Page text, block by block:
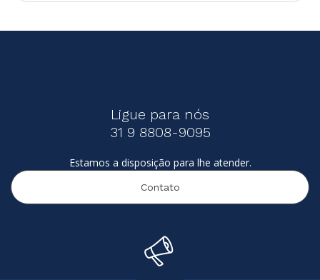
Ligue para nós
31 9 8808-9095
Estamos a disposição para lhe atender.
Contato